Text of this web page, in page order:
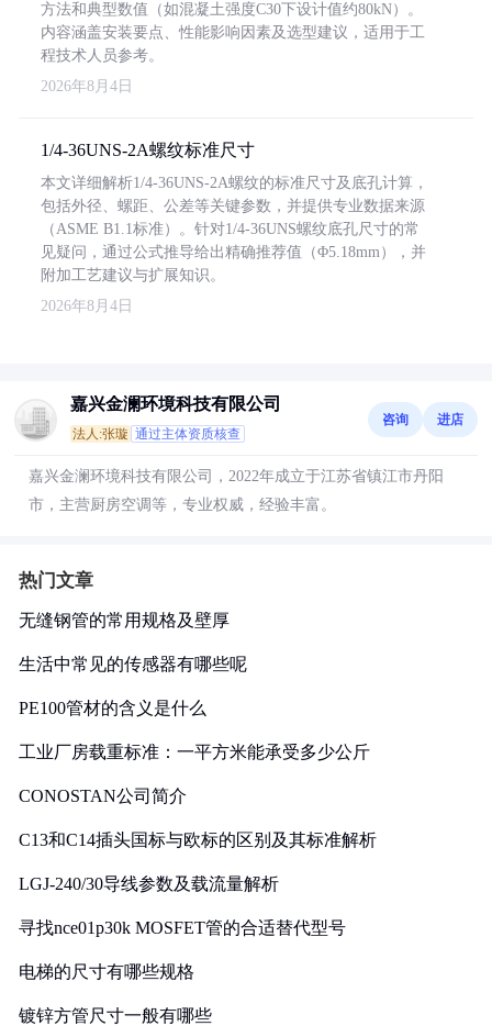
方法和典型数值（如混凝土强度C30下设计值约80kN）。
内容涵盖安装要点、性能影响因素及选型建议，适用于工
程技术人员参考。
2026年8月4日
1/4-36UNS-2A螺纹标准尺寸
本文详细解析1/4-36UNS-2A螺纹的标准尺寸及底孔计算，
包括外径、螺距、公差等关键参数，并提供专业数据来源
（ASME B1.1标准）。针对1/4-36UNS螺纹底孔尺寸的常
见疑问，通过公式推导给出精确推荐值（Φ5.18mm），并
附加工艺建议与扩展知识。
2026年8月4日
嘉兴金澜环境科技有限公司
法人:张璇 通过主体资质核查
咨询 进店
嘉兴金澜环境科技有限公司，2022年成立于江苏省镇江市丹阳
市，主营厨房空调等，专业权威，经验丰富。
热门文章
无缝钢管的常用规格及壁厚
生活中常见的传感器有哪些呢
PE100管材的含义是什么
工业厂房载重标准：一平方米能承受多少公斤
CONOSTAN公司简介
C13和C14插头国标与欧标的区别及其标准解析
LGJ-240/30导线参数及载流量解析
寻找nce01p30k MOSFET管的合适替代型号
电梯的尺寸有哪些规格
镀锌方管尺寸一般有哪些